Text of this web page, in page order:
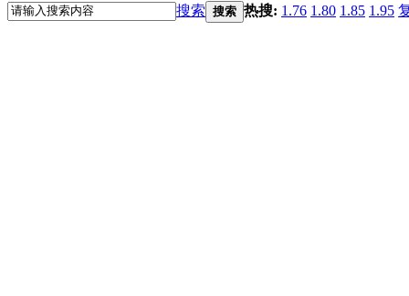
搜索 搜索 热搜: 1.76 1.80 1.85 1.95